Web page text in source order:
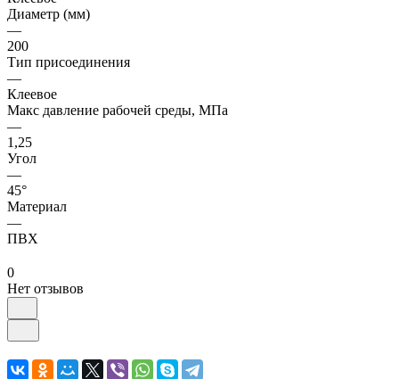
Диаметр (мм)
—
200
Тип присоединения
—
Клеевое
Макс давление рабочей среды, МПа
—
1,25
Угол
—
45°
Материал
—
ПВХ
0
Нет отзывов